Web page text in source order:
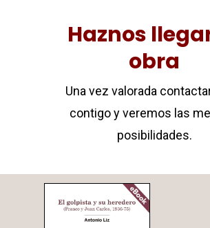
Haznos
obra
Una vez valorada
contigo y veremos las
posibilidades.